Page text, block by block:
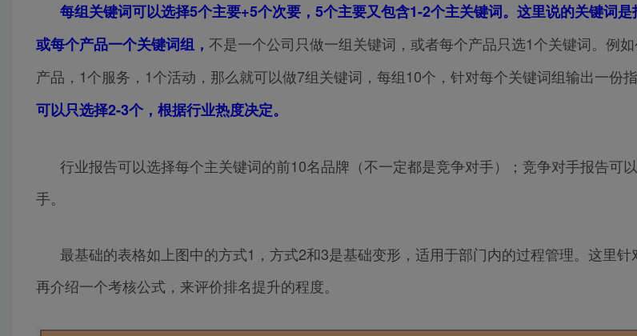
每组关键词可以选择5个主要+5个次要，5个主要又包含1-2个主关键词。这里说的关键词
或每个产品一个关键词组， 不是一个公司只做一组关键词，或者每个产品只选1个关键词。例
产品，1个服务，1个活动，那么就可以做7组关键词，每组10个，针对每个关键词组输出一份指
可以只选择2-3个，根据行业热度决定。
行业报告可以选择每个主关键词的前10名品牌（不一定都是竞争对手）；竞争对手报告可
手。
最基础的表格如上图中的方式1，方式2和3是基础变形，适用于部门内的过程管理。这里针
再介绍一个考核公式，来评价排名提升的程度。